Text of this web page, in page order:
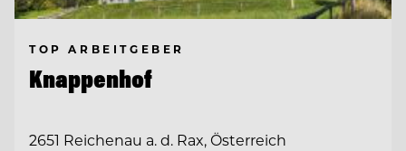
TOP ARBEITGEBER
Knappenhof
2651 Reichenau a. d. Rax, Österreich